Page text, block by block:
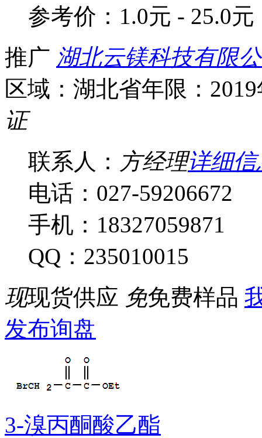
参考价： 1.0元 - 25.0元
推广 湖北云镁科技有限
区域：湖北省年限：
证
联系人： 方经理详细信
电话：027-59206672
手机：18327059871
QQ：235010015
现现货供应 免免费样品
发布询盘
3-溴丙酮酸乙酯